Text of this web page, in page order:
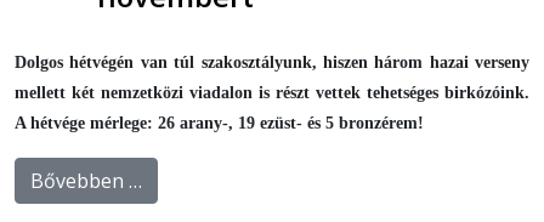
Dolgos hétvégén van túl szakosztályunk, hiszen három hazai verseny
mellett két nemzetközi viadalon is részt vettek tehetséges birkózóink.
A hétvége mérlege: 26 arany-, 19 ezüst- és 5 bronzérem!
Bővebben …